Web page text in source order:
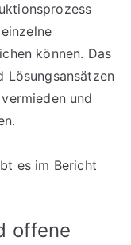
können. Das
Lösungsansätzen
und
es im Bericht
offene